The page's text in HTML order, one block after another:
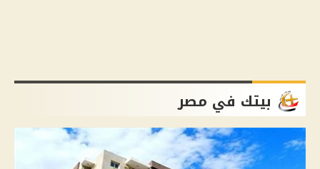
بيتك في مصر